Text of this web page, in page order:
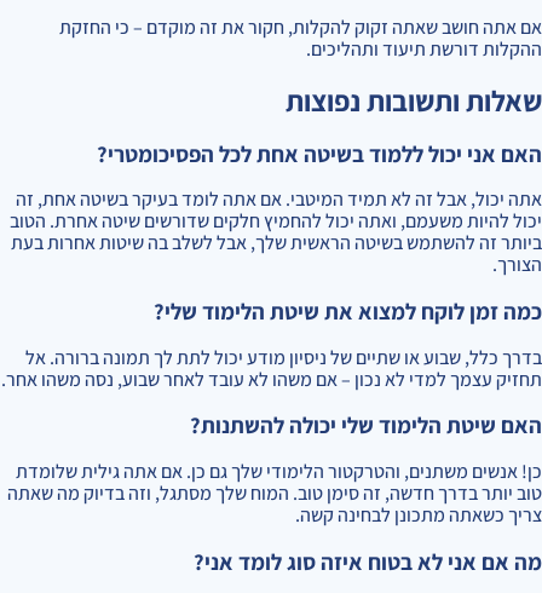
אם אתה חושב שאתה זקוק להקלות, חקור את זה מוקדם – כי החזקת
ההקלות דורשת תיעוד ותהליכים.
שאלות ותשובות נפוצות
האם אני יכול ללמוד בשיטה אחת לכל הפסיכומטרי?
אתה יכול, אבל זה לא תמיד המיטבי. אם אתה לומד בעיקר בשיטה אחת, זה
יכול להיות משעמם, ואתה יכול להחמיץ חלקים שדורשים שיטה אחרת. הטוב
ביותר זה להשתמש בשיטה הראשית שלך, אבל לשלב בה שיטות אחרות בעת
הצורך.
כמה זמן לוקח למצוא את שיטת הלימוד שלי?
בדרך כלל, שבוע או שתיים של ניסיון מודע יכול לתת לך תמונה ברורה. אל
תחזיק עצמך למדי לא נכון – אם משהו לא עובד לאחר שבוע, נסה משהו אחר.
האם שיטת הלימוד שלי יכולה להשתנות?
כן! אנשים משתנים, והטרקטור הלימודי שלך גם כן. אם אתה גילית שלומדת
טוב יותר בדרך חדשה, זה סימן טוב. המוח שלך מסתגל, וזה בדיוק מה שאתה
צריך כשאתה מתכונן לבחינה קשה.
מה אם אני לא בטוח איזה סוג לומד אני?